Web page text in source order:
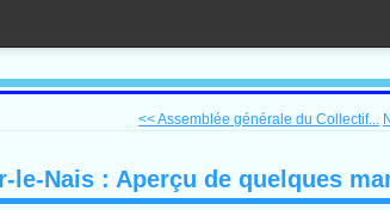
<< Assemblée générale du Collectif...
le-Nais : Aperçu de quelques